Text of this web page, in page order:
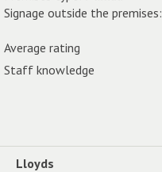
Signage outside the premises:
Average rating
Staff knowledge
Lloyds